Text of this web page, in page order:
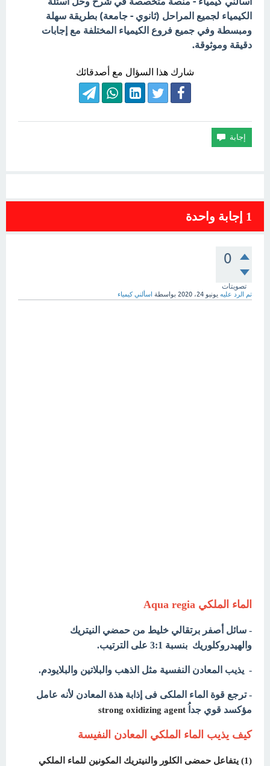
الكيمياء لجميع المراحل (ثانوي - جامعة) بطريقة سهلة
ومبسطة وفي جميع فروع الكيمياء المختلفة مع إجابات
دقيقة وموثوقة.
شارك هذا السؤال مع أصدقائك
1 إجابة واحدة
0
تصويتات
تم الرد عليه يونيو 24، 2020 بواسطة اسألني كيمياء
الماء الملكي Aqua regia
- سائل أصفر برتقالي خليط من حمضي النيتريك
و الهيدروكلوريك بنسبة 3:1 على الترتيب.
- يذيب المعادن النفسية مثل الذهب والبلاتين والبلايودم.
- ترجع قوة الماء الملكى فى إذابة هذة المعادن لأنه عامل
مؤكسد قوي جداُ strong oxidizing agent
كيف يذيب الماء الملكي المعادن النفيسة
(1) يتفاعل حمضى الكلور والنيتريك المكونين للماء الملكي